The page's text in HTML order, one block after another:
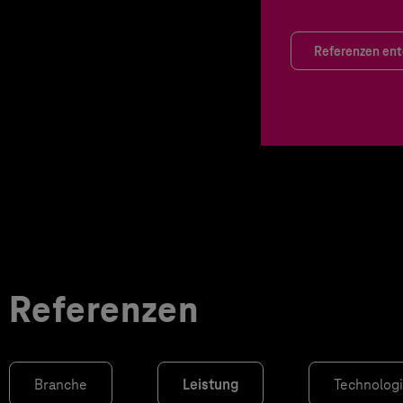
Referenzen
Referenzen
Branche Leistung